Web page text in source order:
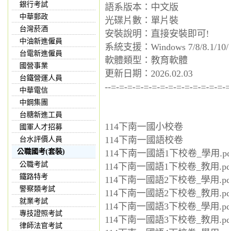
銀行考試
中華郵政
台灣菸酒
中油新進僱員
台電新進僱員
國營事業
台鐵營運人員
中華電信
中鋼集團
台糖新進工員
國軍人才招募
台水評價人員
公職國考(套裝)
公職考試
鐵路特考
警察類考試
就業考試
專技證照考試
律師法官考試
語系版本：中文版
光碟片數：單片裝
安裝說明：直接安裝即可!
系統支援：Windows 7/8/8.1/
軟體類型：教育軟體
更新日期：2026.02.03
--=-=-=-=-=-=-=-=-=-=-=-=-=-
114下南一國小校卷
114下南一國語校卷
114下南一國語1下校卷_學用
114下南一國語1下校卷_教用
114下南一國語2下校卷_學用
114下南一國語2下校卷_教用
114下南一國語3下校卷_學用
114下南一國語3下校卷_教用